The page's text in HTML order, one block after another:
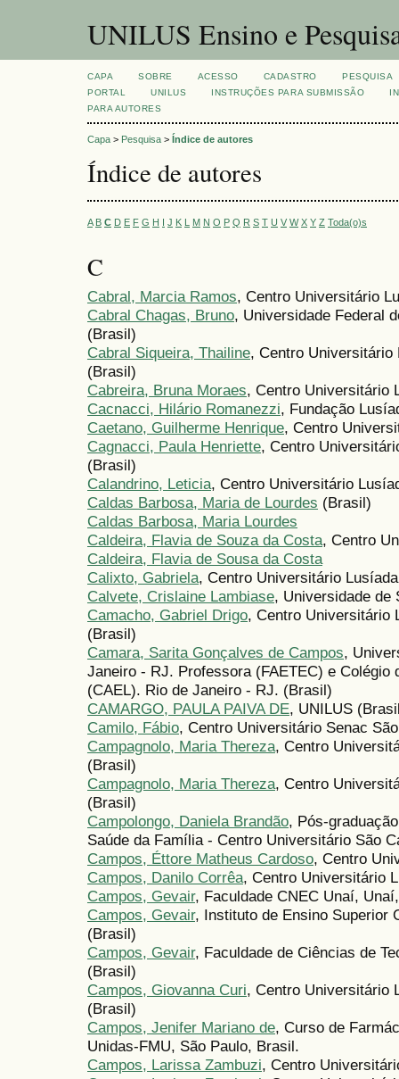
UNILUS Ensino e
CAPA SOBRE ACESSO CADASTRO
PESQUISA
PORTAL
UNILUS INSTRUÇÕES PARA SUBMISSÃO
PARA AUTORES
Capa > Pesquisa > Índice de autores
Índice de autores
A B C D E F G H I J K L M N O P Q R S T U V W X Y Z Toda(o)s
C
Cabral, Marcia Ramos, Centro Universitário
Cabral Chagas, Bruno, Universidade Federal
(Brasil)
Cabral Siqueira, Thailine, Centro Universitário
(Brasil)
Cabreira, Bruna Moraes, Centro Universitário
Cacnacci, Hilário Romanezzi, Fundação
Caetano, Guilherme Henrique, Centro
Cagnacci, Paula Henriette, Centro
(Brasil)
Calandrino, Leticia, Centro Universitário
Caldas Barbosa, Maria de Lourdes (Brasil)
Caldas Barbosa, Maria Lourdes
Caldeira, Flavia de Souza da Costa, Centro
Caldeira, Flavia de Sousa da Costa
Calixto, Gabriela, Centro Universitário
Calvete, Crislaine Lambiase, Universidade de
Camacho, Gabriel Drigo, Centro Universitário
(Brasil)
Camara, Sarita Gonçalves de Campos,
Janeiro - RJ. Professora (FAETEC) e Colégio
(CAEL). Rio de Janeiro - RJ. (Brasil)
CAMARGO, PAULA PAIVA DE, UNILUS
Camilo, Fábio, Centro Universitário Senac
Campagnolo, Maria Thereza, Centro
(Brasil)
Campagnolo, Maria Thereza, Centro
(Brasil)
Campolongo, Daniela Brandão, Pós-
Saúde da Família - Centro Universitário São
Campos, Éttore Matheus Cardoso, Centro
Campos, Danilo Corrêa, Centro Universitário
Campos, Gevair, Faculdade CNEC Unaí,
Campos, Gevair, Instituto de Ensino Superior
(Brasil)
Campos, Gevair, Faculdade de Ciências de
(Brasil)
Campos, Giovanna Curi, Centro Universitário
(Brasil)
Campos, Jenifer Mariano de, Curso de
Unidas-FMU, São Paulo, Brasil.
Campos, Larissa Zambuzi, Centro